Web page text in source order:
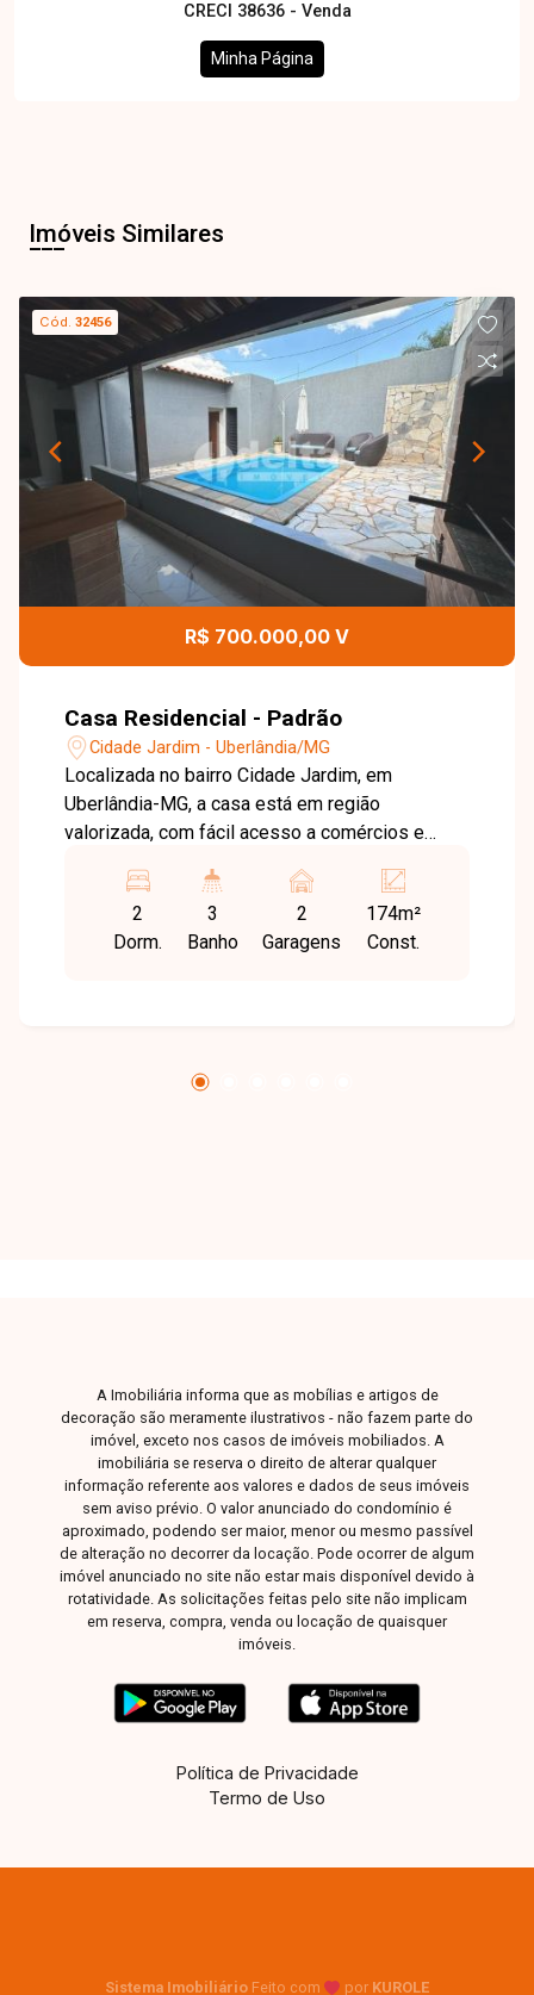
CRECI 38636 - Venda
Minha Página
Imóveis Similares
Cód.32456
R$ 700.000,00 V
Casa Residencial - Padrão
Cidade Jardim - Uberlândia/MG
Localizada no bairro Cidade Jardim, em
Uberlândia-MG, a casa está em região
valorizada, com fácil acesso a comércios e
área construída, composta por sala ampla, 2
quartos sendo 1 suíte com closet e armários
área de serviço. Conta ainda com área gourmet
2
Dorm.
3
Banho
2
Garagens
174m²
Const.
A Imobiliária informa que as mobílias e artigos de
decoração são meramente ilustrativos - não fazem parte do
imóvel, exceto nos casos de imóveis mobiliados. A
imobiliária se reserva o direito de alterar qualquer
informação referente aos valores e dados de seus imóveis
sem aviso prévio. O valor anunciado do condomínio é
aproximado, podendo ser maior, menor ou mesmo passível
de alteração no decorrer da locação. Pode ocorrer de algum
imóvel anunciado no site não estar mais disponível devido à
rotatividade. As solicitações feitas pelo site não implicam
em reserva, compra, venda ou locação de quaisquer
imóveis.
Política de Privacidade
Termo de Uso
Sistema Imobiliário Feito com por KUROLE